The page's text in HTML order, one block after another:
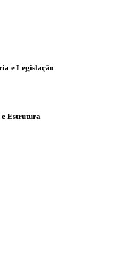
e Legislação
e Estrutura